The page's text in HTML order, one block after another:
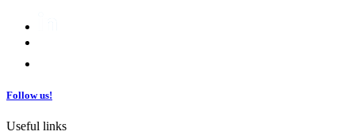
Follow us!
Useful links